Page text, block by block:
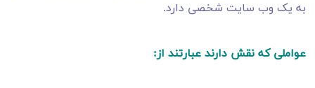
به یک وب سایت شخصی دارد.
عواملی که نقش دارند عبارتند از: